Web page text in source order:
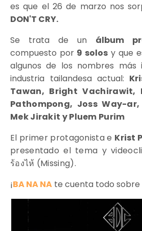
es que el 26 de marzo nos
DON'T CRY.
Se trata de un álbum
compuesto por 9 solos y que
algunos de los nombres
industria tailandesa actual:
Tawan, Bright Vachirawit,
Pathompong, Joss Way-
Mek Jirakit y Pluem Purim
El primer protagonista e Krist
presentado el tema y
ร้องไห้ (Missing).
¡BA NA NA te cuenta todo sobre